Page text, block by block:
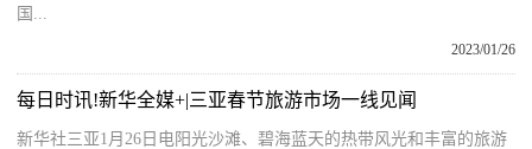
国...
2023/01/26
每日时讯!新华全媒+|三亚春节旅游市场一线见闻
新华社三亚1月26日电阳光沙滩、碧海蓝天的热带风光和丰富的旅游